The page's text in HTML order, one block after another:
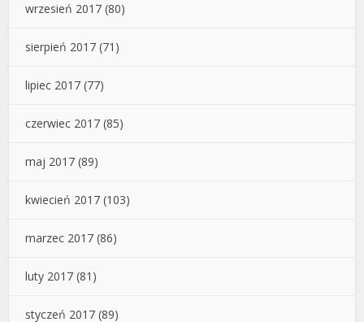
wrzesień 2017 (80)
sierpień 2017 (71)
lipiec 2017 (77)
czerwiec 2017 (85)
maj 2017 (89)
kwiecień 2017 (103)
marzec 2017 (86)
luty 2017 (81)
styczeń 2017 (89)